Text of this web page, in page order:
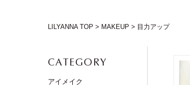
LILYANNA TOP > MAKEUP > 目力アップ
CATEGORY
アイメイク